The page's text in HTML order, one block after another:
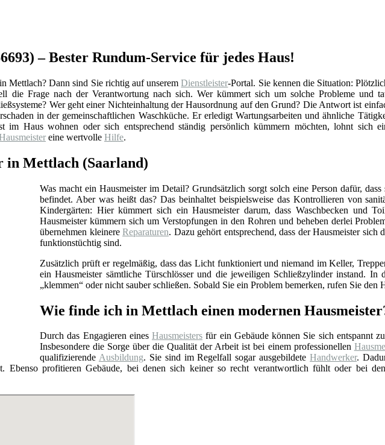
– Bester Rundum-Service für jedes Haus!
Mettlach? Dann sind Sie richtig auf unseremDienstleister-Portal. Sie kennen die Situation:
Frage nach der Verantwortung nach sich. Wer kümmert sich um solche Probleme und
Wer geht einer Nichteinhaltung der Hausordnung auf den Grund? Die Antwort ist
in der gemeinschaftlichen Waschküche. Er erledigt Wartungsarbeiten und ähnliche
im Haus wohnen oder sich entsprechend ständig persönlich kümmern möchten, lohnt sich
eine wertvolle Hilfe.
in Mettlach (Saarland)
Was macht ein Hausmeister im Detail? Grundsätzlich sorgt solch eine Person dafür,
befindet. Aber was heißt das? Das beinhaltet beispielsweise das Kontrollieren von
Kindergärten: Hier kümmert sich ein Hausmeister darum, dass Waschbecken und
Hausmeister kümmern sich um Verstopfungen in den Rohren und beheben derlei
übernehmen kleinereReparaturen. Dazu gehört entsprechend, dass der Hausmeister
funktionstüchtig sind.
Zusätzlich prüft er regelmäßig, dass das Licht funktioniert und niemand im Keller,
ein Hausmeister sämtliche Türschlösser und die jeweiligen Schließzylinder instand.
„klemmen“ oder nicht sauber schließen. Sobald Sie ein Problem bemerken, rufen Sie
Wie finde ich in Mettlach einen modernen
Durch das Engagieren eines Hausmeisters für ein Gebäude können Sie sich entspannt
Insbesondere die Sorge über die Qualität der Arbeit ist bei einem professionellen
qualifizierende Ausbildung. Sie sind im Regelfall sogar ausgebildeteHandwerker.
Ebenso profitieren Gebäude, bei denen sich keiner so recht verantwortlich fühlt oder bei